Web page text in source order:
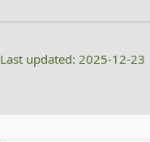
Last updated: 2025-12-23